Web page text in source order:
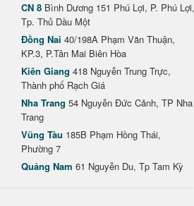
CN 8 Bình Dương 151 Phú Lợi, P. Phú Lợi,
Tp. Thủ Dầu Một
Đồng Nai 40/198A Phạm Văn Thuận,
KP.3, P.Tân Mai Biên Hòa
Kiên Giang 418 Nguyễn Trung Trực,
Thành phố Rạch Giá
Nha Trang 54 Nguyễn Đức Cảnh, TP Nha
Trang
Vũng Tàu 185B Phạm Hồng Thái,
Phường 7
Quảng Nam 61 Nguyễn Du, Tp Tam Kỳ